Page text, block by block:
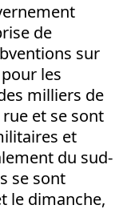
de
sur
les
milliers de
et se sont
et
du sud-
se sont
le dimanche,